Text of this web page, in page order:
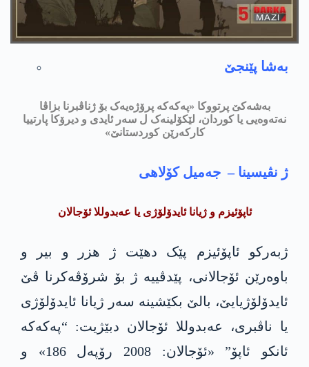
بەشا پێنجێ
بەشەکێ پرتووکا «پەکەکە پرۆژەیەک بۆ ژناڤبرنا بزاڤا
نەتەوەیی یا کوردان، لێکۆلینەک ل سەر ئایدی و دیرۆکا پارتییا
کارکەرێن کوردستانێ»
ژ نڤیسینا – جەمیل کۆلاهی
ئاپۆئیزم و ژیانا ئایدۆلۆژی یا عه‌بدوللا ئۆجالان
ژبەرکو ئاپۆئیزم پێک دهێت ژ هزر و بیر و
باوەرێن ئۆجالانی، پێدڤییه‌ ژ بۆ شرۆڤەکرنا ڤێ
ئایدۆلۆژیایێ، بالێ بكێشینه‌ سەر ژیانا ئایدۆلۆژی
یا ناڤبری، عه‌بدوللا ئۆجالان دبێژیت: “پەکەکە
ئانکو ئاپۆ” «ئۆجالان: 2008 رۆپەل 186» و